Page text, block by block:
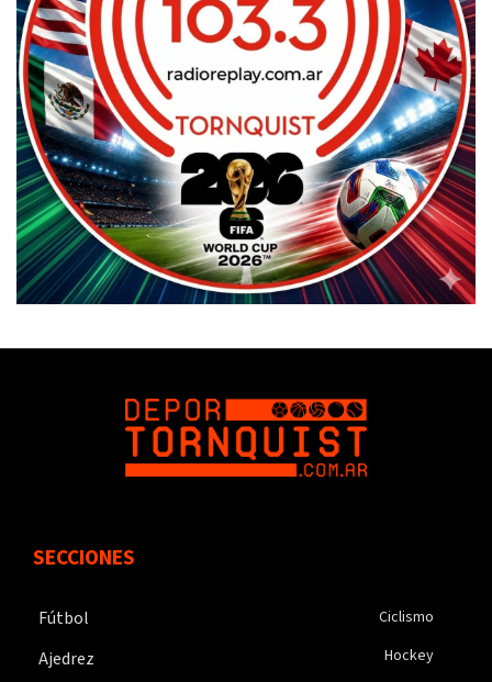
SECCIONES
Fútbol
Ajedrez
Ciclismo
Hockey